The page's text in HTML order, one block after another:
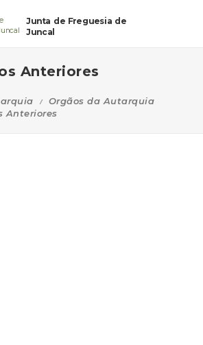
Junta de Freguesia de
Juncal
Anteriores
Orgãos da Autarquia
Anteriores